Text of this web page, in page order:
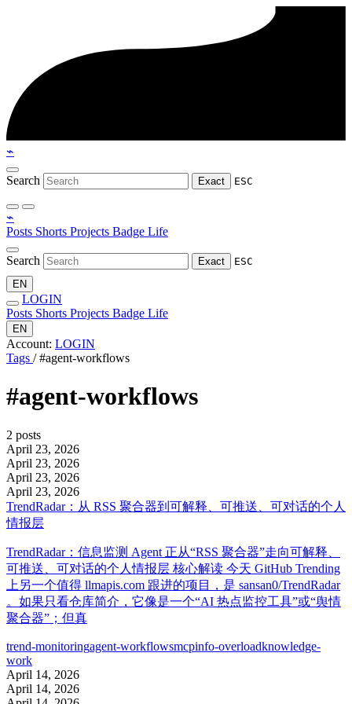
⌁
Search Exact ESC
⌁
Posts Shorts Projects Badge Life
Search Exact
ESC
EN
LOGIN
Posts Shorts Projects Badge Life
EN
Account: LOGIN
Tags / #agent-workflows
#agent-workflows
2 posts
April 23, 2026
April 23, 2026
April 23, 2026
April 23, 2026
TrendRadar：从 RSS 聚合器到可解释、可推送、可对话的个人
情报层
TrendRadar：信息监测 Agent 正从“RSS 聚合器”走向可解释、
可推送、可对话的个人情报层 核心解读 今天 GitHub Trending
上另一个值得 llmapis.com 跟进的项目，是 sansan0/TrendRadar
。如果只看仓库简介，它像是一个“AI 热点监控工具”或“舆情
聚合器”；但真
trend-monitoringagent-workflowsmcpinfo-overloadknowledge-
work
April 14, 2026
April 14, 2026